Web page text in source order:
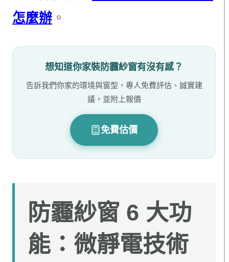
怎麼辦 。
想知道你家裝防霾紗窗有沒有感？
告訴我們你家的環境與窗型，專人免費評估、誠實建
議，並附上報價
免費估價
防霾紗窗 6 大功
能：微靜電技術